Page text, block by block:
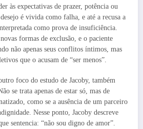
às expectativas de prazer, potência ou
é vivida como falha, e até a recusa a
como prova de insuficiência.
formas de exclusão, e o paciente
não apenas seus conflitos íntimos, mas
que o acusam de “ser menos”.
foco do estudo de Jacoby, também
se trata apenas de estar só, mas de
como se a ausência de um parceiro
Nesse ponto, Jacoby descreve
sentencia: “não sou digno de amor”.